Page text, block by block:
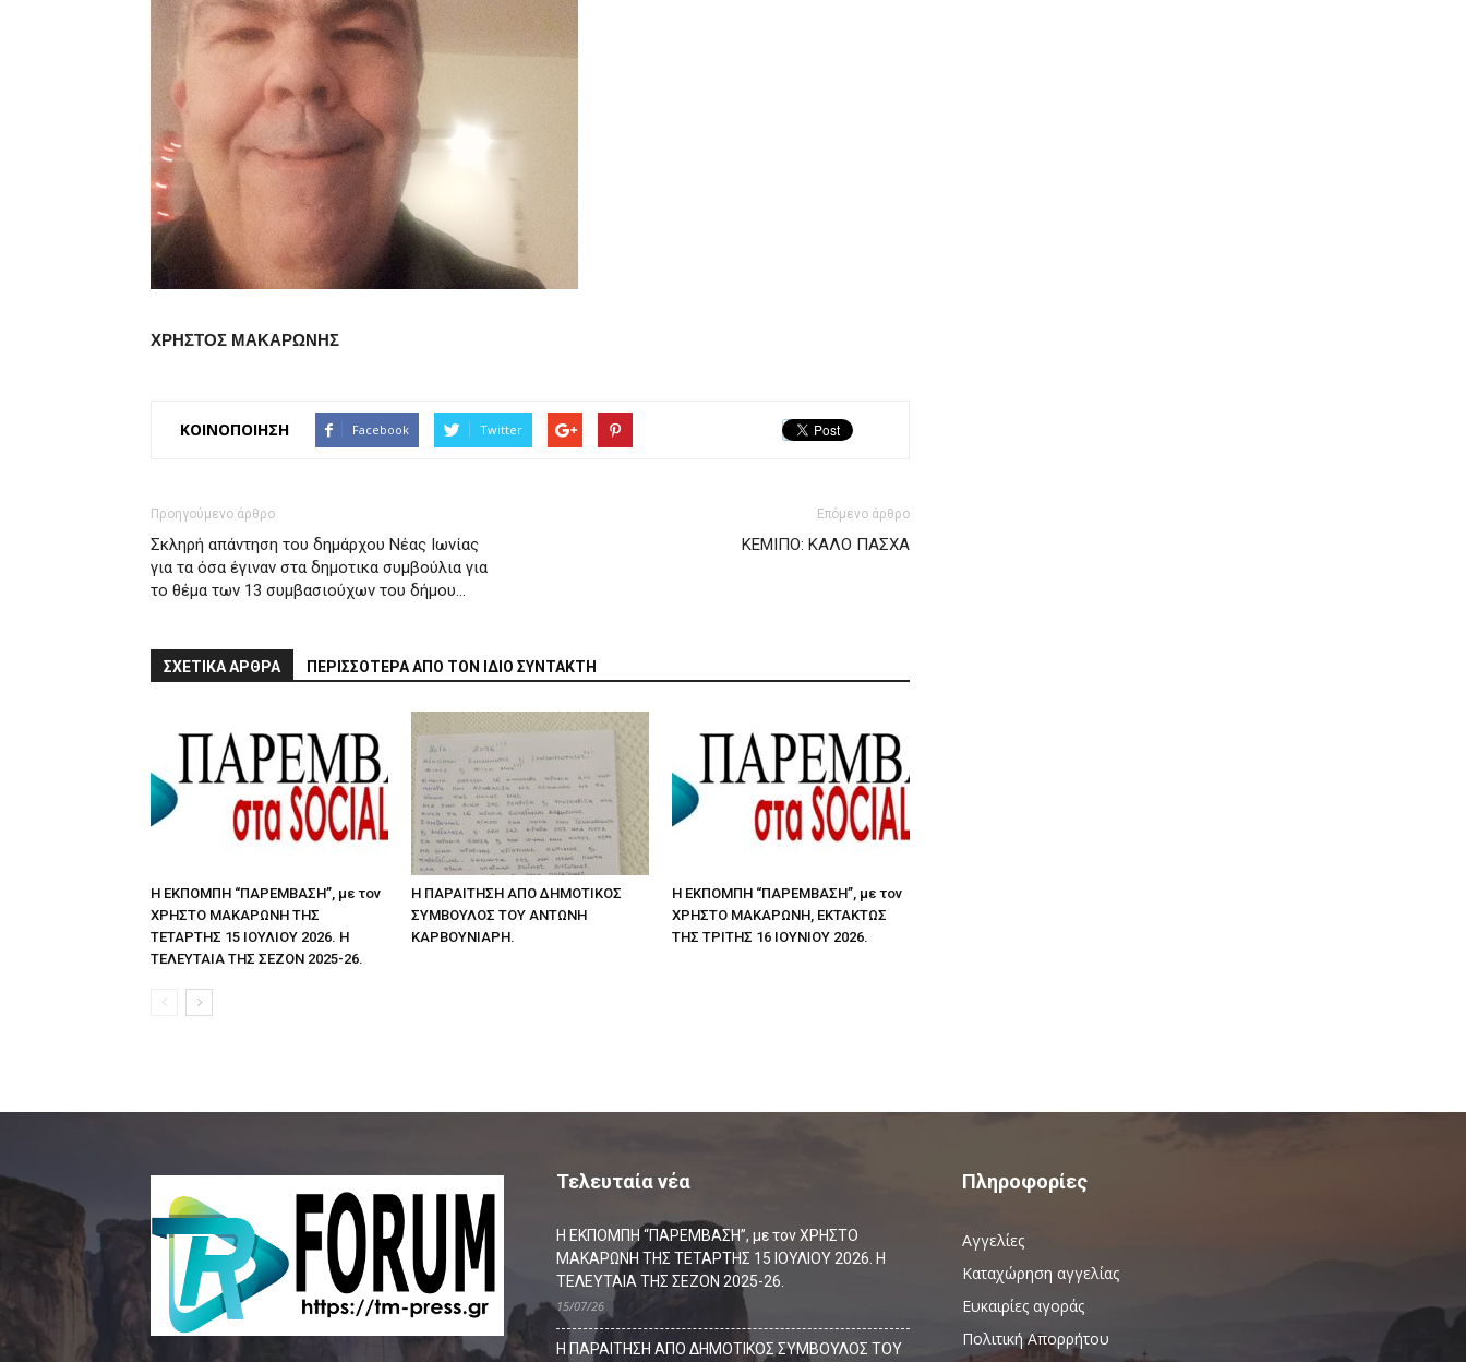
ΧΡΗΣΤΟΣ ΜΑΚΑΡΩΝΗΣ
ΚΟΙΝΟΠΟΙΗΣΗ Facebook Twitter
Προηγούμενο άρθρο
Σκληρή απάντηση του δημάρχου Νέας Ιωνίας
για τα όσα έγιναν στα δημοτικα συμβούλια για
το θέμα των 13 συμβασιούχων του δήμου…
Επόμενο άρθρο
ΚΕΜΙΠΟ: ΚΑΛΟ ΠΑΣΧΑ
ΣΧΕΤΙΚΑ ΑΡΘΡΑ ΠΕΡΙΣΣΟΤΕΡΑ ΑΠΟ ΤΟΝ ΙΔΙΟ ΣΥΝΤΑΚΤΗ
Η ΕΚΠΟΜΠΗ “ΠΑΡΕΜΒΑΣΗ”, με τον
ΧΡΗΣΤΟ ΜΑΚΑΡΩΝΗ ΤΗΣ
ΤΕΤΑΡΤΗΣ 15 ΙΟΥΛΙΟΥ 2026. Η
ΤΕΛΕΥΤΑΙΑ ΤΗΣ ΣΕΖΟΝ 2025-26.
Η ΠΑΡΑΙΤΗΣΗ ΑΠΟ ΔΗΜΟΤΙΚΟΣ
ΣΥΜΒΟΥΛΟΣ ΤΟΥ ΑΝΤΩΝΗ
ΚΑΡΒΟΥΝΙΑΡΗ.
Η ΕΚΠΟΜΠΗ “ΠΑΡΕΜΒΑΣΗ”, με τον
ΧΡΗΣΤΟ ΜΑΚΑΡΩΝΗ, ΕΚΤΑΚΤΩΣ
ΤΗΣ ΤΡΙΤΗΣ 16 ΙΟΥΝΙΟΥ 2026.
Τελευταία νέα
Η ΕΚΠΟΜΠΗ “ΠΑΡΕΜΒΑΣΗ”, με τον ΧΡΗΣΤΟ
ΜΑΚΑΡΩΝΗ ΤΗΣ ΤΕΤΑΡΤΗΣ 15 ΙΟΥΛΙΟΥ 2026. Η
ΤΕΛΕΥΤΑΙΑ ΤΗΣ ΣΕΖΟΝ 2025-26.
15/07/26
Η ΠΑΡΑΙΤΗΣΗ ΑΠΟ ΔΗΜΟΤΙΚΟΣ ΣΥΜΒΟΥΛΟΣ ΤΟΥ
Πληροφορίες
Αγγελίες
Καταχώρηση αγγελίας
Ευκαιρίες αγοράς
Πολιτική Απορρήτου